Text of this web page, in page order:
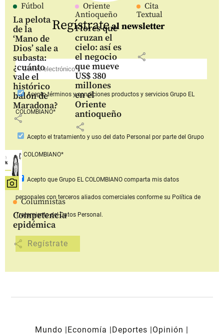
Fútbol
La pelota
de la
‘Mano de
Dios’ sale a
subasta:
¿cuánto
vale el
histórico
balón de
Maradona?
share
Oriente
Antioqueño
Flores que
cruzan el
cielo: así es
el negocio
que mueve
US$ 380
millones
en el
Oriente
antioqueño
share
Cita
Textual
share
Columnistas
Competencia
epidémica
share
Regístrateal newsletter
Aceptotérminos y condiciones productos y serviciosGrupo EL
COLOMBIANO*
Acepto el tratamiento y uso del dato Personal por parte del Grupo
EL COLOMBIANO*
Acepto que Grupo EL COLOMBIANOcomparta mis datos
personales con terceros aliados comerciales conforme su Política de
Tratamiento del Datos Personal.
Mundo Economía Deportes
Opinión